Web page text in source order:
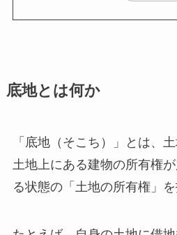
底地とは何か
「底地（そこち）」とは、
土地上にある建物の所有権
る状態の「土地の所有権」を